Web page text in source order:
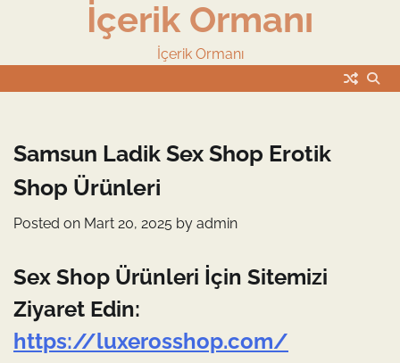
İçerik Ormanı
İçerik Ormanı
Samsun Ladik Sex Shop Erotik
Shop Ürünleri
Posted on Mart 20, 2025 by admin
Sex Shop Ürünleri İçin Sitemizi
Ziyaret Edin:
https://luxerosshop.com/